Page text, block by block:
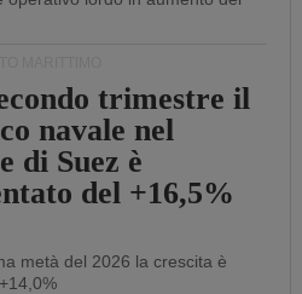
trimestre il
navale nel
di Suez è
del +16,5%
metà del 2026 la crescita è